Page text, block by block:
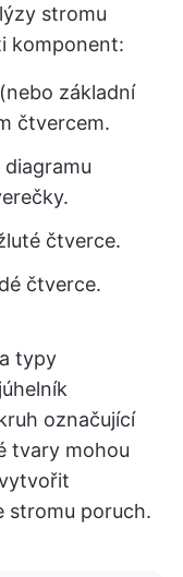
stromu
komponent:
základní
čtvercem.
čtverce.
čtverce.
typy
označující
tvary mohou
stromu poruch.